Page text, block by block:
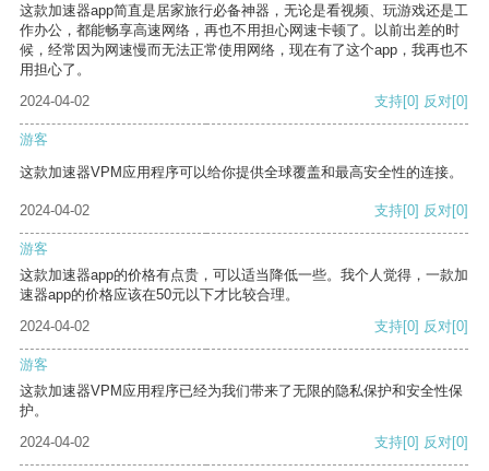
这款加速器app简直是居家旅行必备神器，无论是看视频、玩游戏还是工
作办公，都能畅享高速网络，再也不用担心网速卡顿了。以前出差的时
候，经常因为网速慢而无法正常使用网络，现在有了这个app，我再也不
用担心了。
2024-04-02
支持[0] 反对[0]
游客
这款加速器VPM应用程序可以给你提供全球覆盖和最高安全性的连接。
2024-04-02 支持[0] 反对[0]
游客
这款加速器app的价格有点贵，可以适当降低一些。我个人觉得，一款加
速器app的价格应该在50元以下才比较合理。
2024-04-02
支持[0] 反对[0]
游客
这款加速器VPM应用程序已经为我们带来了无限的隐私保护和安全性保
护。
2024-04-02
支持[0] 反对[0]